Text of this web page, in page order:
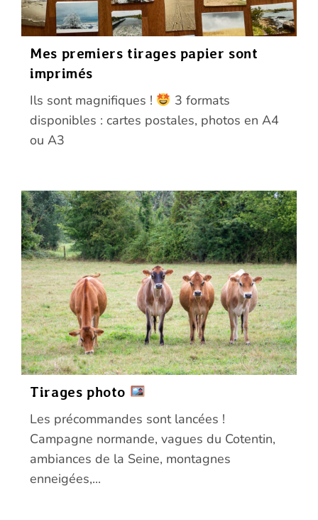
Mes premiers tirages papier sont
imprimés
Ils sont magnifiques !
3 formats
disponibles : cartes postales, photos en A4
ou A3
Tirages photo
Les précommandes sont lancées !
Campagne normande, vagues du Cotentin,
ambiances de la Seine, montagnes
enneigées,...